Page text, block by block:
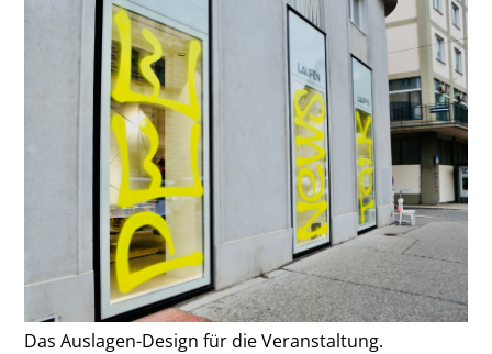
Das Auslagen-Design für die Veranstaltung.